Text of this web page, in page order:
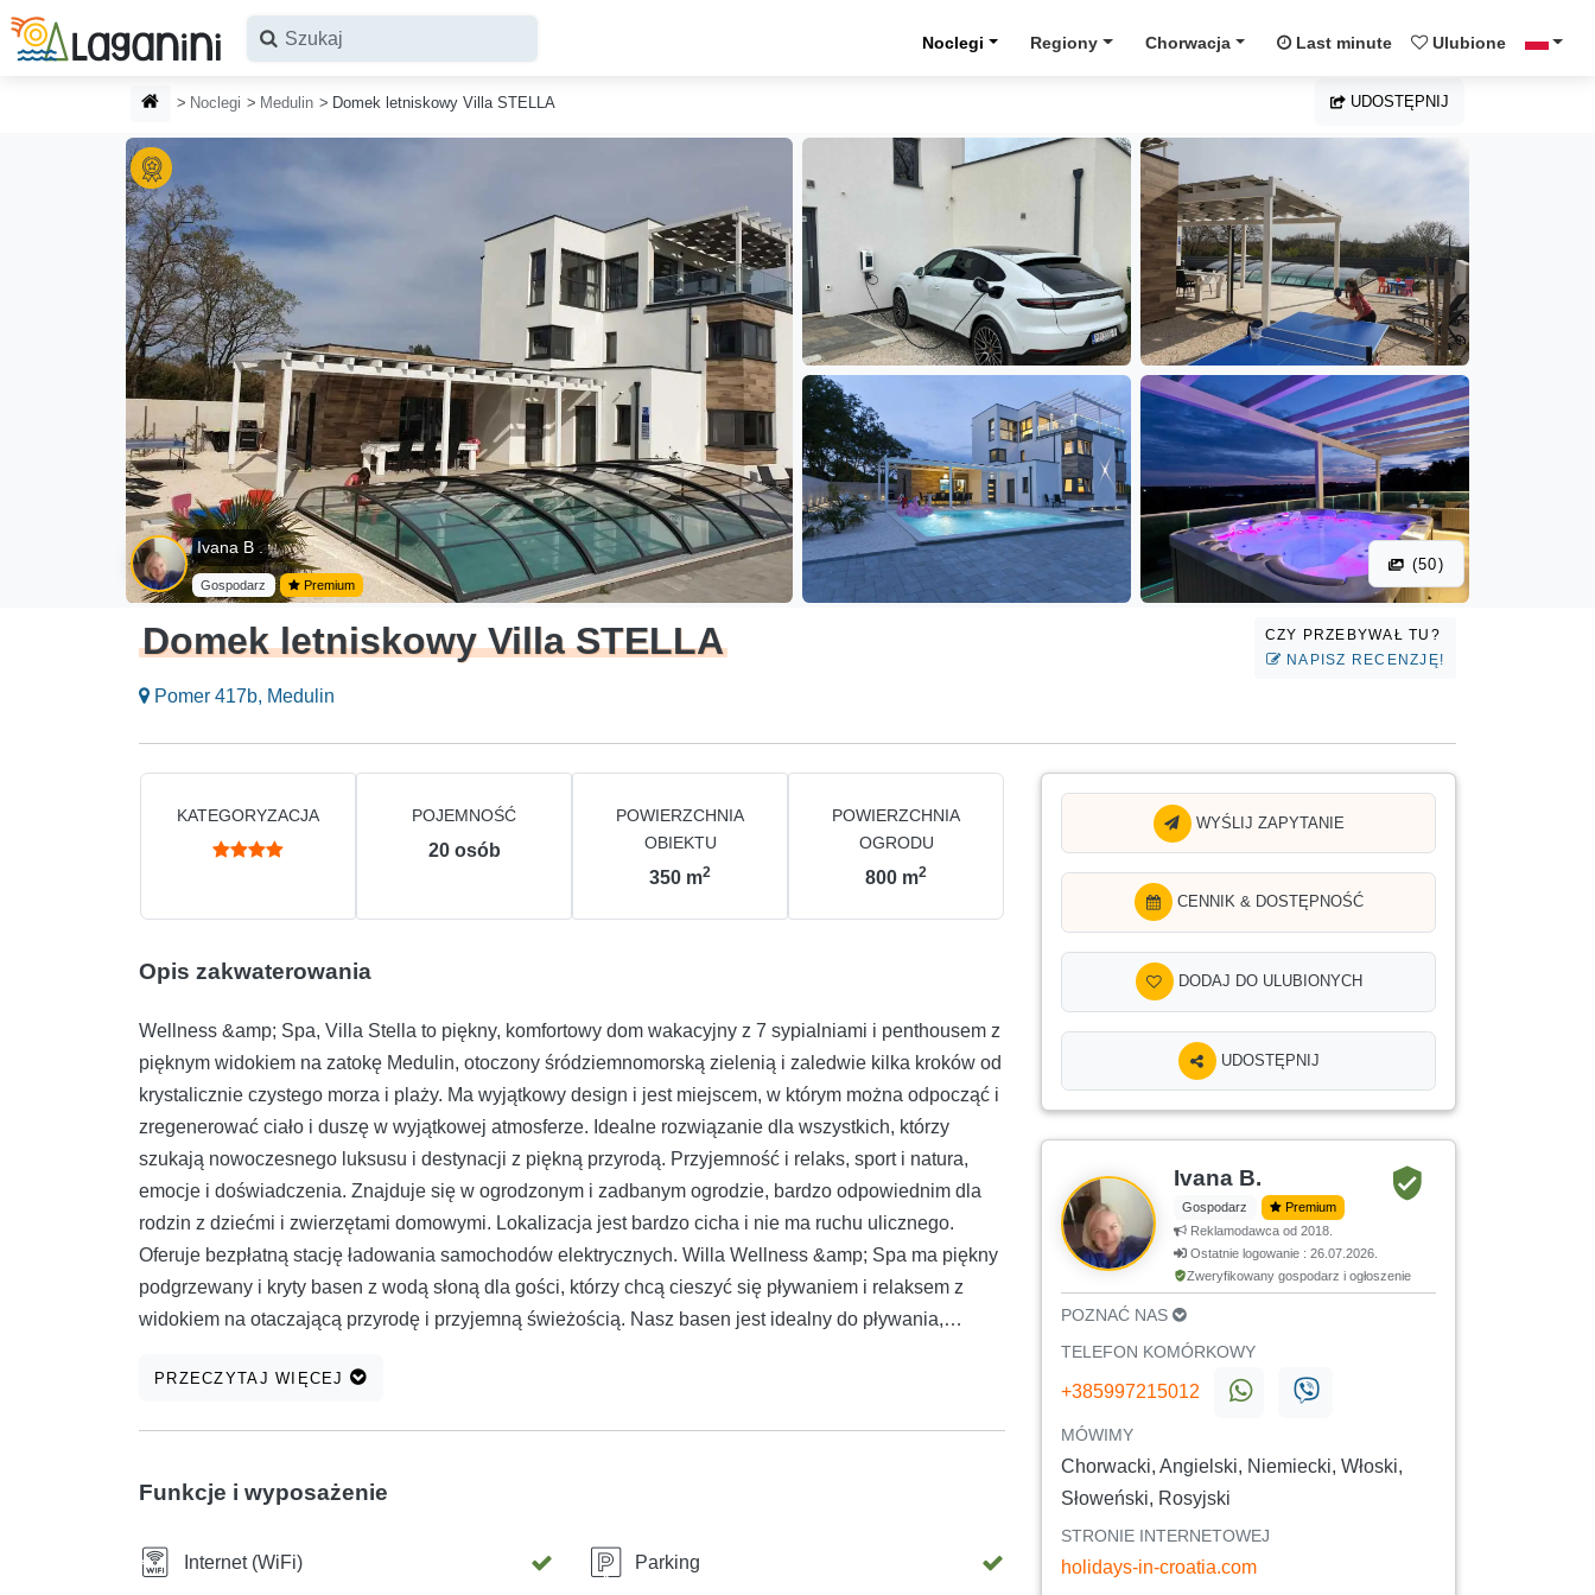
Przejdź do głównej treści
Noclegi Regiony Chorwacja Last minute Ulubione
STRONA GŁÓWNA
Noclegi Medulin Domek letniskowy Villa STELLA UDOSTĘPNIJ
Ivana B .
Gospodarz Premium
(50)
Domek letniskowy Villa STELLA
Pomer 417b, Medulin
CZY PRZEBYWAŁ TU?
NAPISZ RECENZJĘ!
KATEGORYZACJA POJEMNOŚĆ
20 osób
POWIERZCHNIA
OBIEKTU
350 m2
POWIERZCHNIA
OGRODU
800 m2
Opis zakwaterowania
Wellness &amp; Spa, Villa Stella to piękny, komfortowy dom wakacyjny z 7 sypialniami i penthousem z
pięknym widokiem na zatokę Medulin, otoczony śródziemnomorską zielenią i zaledwie kilka kroków od
krystalicznie czystego morza i plaży. Ma wyjątkowy design i jest miejscem, w którym można odpocząć i
zregenerować ciało i duszę w wyjątkowej atmosferze. Idealne rozwiązanie dla wszystkich, którzy
szukają nowoczesnego luksusu i destynacji z piękną przyrodą. Przyjemność i relaks, sport i natura,
emocje i doświadczenia. Znajduje się w ogrodzonym i zadbanym ogrodzie, bardzo odpowiednim dla
rodzin z dziećmi i zwierzętami domowymi. Lokalizacja jest bardzo cicha i nie ma ruchu ulicznego.
Oferuje bezpłatną stację ładowania samochodów elektrycznych. Willa Wellness &amp; Spa ma piękny
podgrzewany i kryty basen z wodą słoną dla gości, którzy chcą cieszyć się pływaniem i relaksem z
widokiem na otaczającą przyrodę i przyjemną świeżością. Nasz basen jest idealny do pływania,
przyrodę to idealne miejsce na relaks i cieszenie się ciepłym, słonecznym dniem. Nasz taras słoneczny
czas, a Ty będziesz cieszyć się swoją wyobraźnią. Na parterze willi znajduje się przestronny salon z w
pełni wyposażoną kuchnią i stołem jadalnym. Stamtąd widać basen i taras z dużym stołem, grillem
gazowym i leżakami. Są trzy sypialnie z prywatnymi łazienkami i widokiem na basen i przyrodę,
dodatkowa toaleta, pralnia i pomieszczenie gospodarcze. Na pierwszym piętrze domu znajdują się trzy
PRZECZYTAJ WIĘCEJ
Funkcje i wyposażenie
Internet (WiFi) Parking
WYŚLIJ ZAPYTANIE
CENNIK & DOSTĘPNOŚĆ
DODAJ DO ULUBIONYCH
UDOSTĘPNIJ
Ivana B.
Gospodarz
Premium
Reklamodawca od 2018.
Ostatnie logowanie : 26.07.2026.
Zweryfikowany gospodarz i ogłoszenie
POZNAĆ NAS
TELEFON KOMÓRKOWY
+385997215012
MÓWIMY
Chorwacki, Angielski, Niemiecki, Włoski,
Słoweński, Rosyjski
STRONIE INTERNETOWEJ
holidays-in-croatia.com